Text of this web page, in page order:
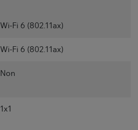
Wi-Fi 6 (802.11ax)
Wi-Fi 6 (802.11ax)
Non
1x1